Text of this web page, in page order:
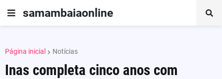
samambaiaonline
Página inicial Notícias
Inas completa cinco anos com